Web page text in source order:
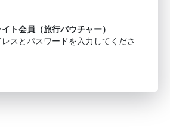
ト会員（旅行バウチャー）
スとパスワードを入力してくださ